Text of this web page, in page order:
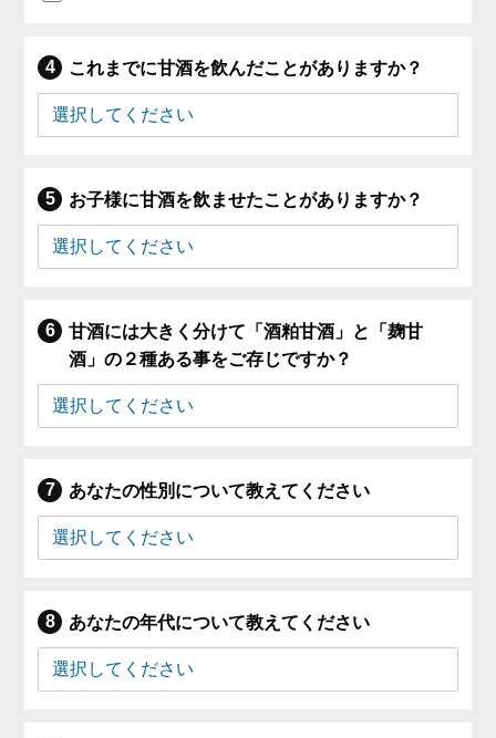
これまでに甘酒を飲んだことがありますか？
お子様に甘酒を飲ませたことがありますか？
甘酒には大きく分けて「酒粕甘酒」と「麹甘
酒」の２種ある事をご存じですか？
あなたの性別について教えてください
あなたの年代について教えてください